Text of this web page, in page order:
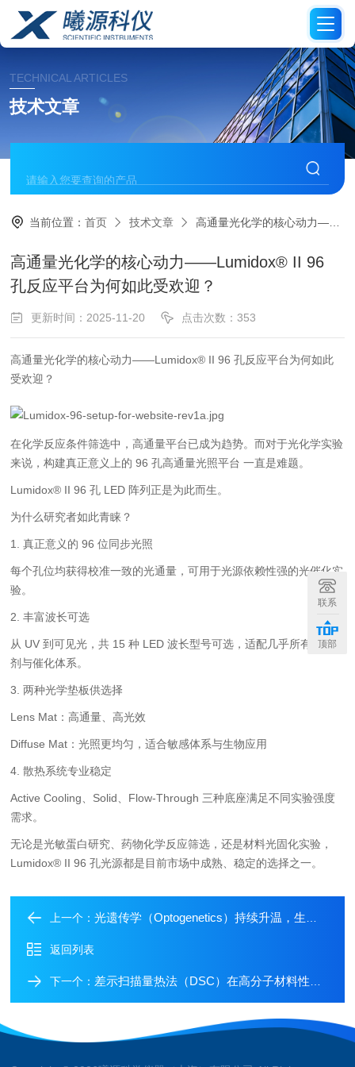
TECHNICAL ARTICLES
技术文章
当前位置：首页 技术文章 高通量光化学的核心动力——Lumidox® II 96 孔反应平台为何如此受欢迎？
高通量光化学的核心动力——Lumidox® II 96
孔反应平台为何如此受欢迎？
更新时间：2025-11-20 点击次数：353
高通量光化学的核心动力——Lumidox® II 96 孔反应平台为何如此
受欢迎？
在化学反应条件筛选中，高通量平台已成为趋势。而对于光化学实验
来说，构建真正意义上的 96 孔高通量光照平台 一直是难题。
Lumidox® II 96 孔 LED 阵列正是为此而生。
为什么研究者如此青睐？
1. 真正意义的 96 位同步光照
每个孔位均获得校准一致的光通量，可用于光源依赖性强的光催化实
验。
2. 丰富波长可选
从 UV 到可见光，共 15 种 LED 波长型号可选，适配几乎所有光敏
剂与催化体系。
3. 两种光学垫板供选择
Lens Mat：高通量、高光效
Diffuse Mat：光照更均匀，适合敏感体系与生物应用
4. 散热系统专业稳定
Active Cooling、Solid、Flow-Through 三种底座满足不同实验强度
需求。
无论是光敏蛋白研究、药物化学反应筛选，还是材料光固化实验，
Lumidox® II 96 孔光源都是目前市场中成熟、稳定的选择之一。
上一个：光遗传学（Optogenetics）持续升温，生物光刺激设备需求快速增长
返回列表
下一个： 差示扫描量热法（DSC）在高分子材料性能研究中的应用解析
联系
顶部